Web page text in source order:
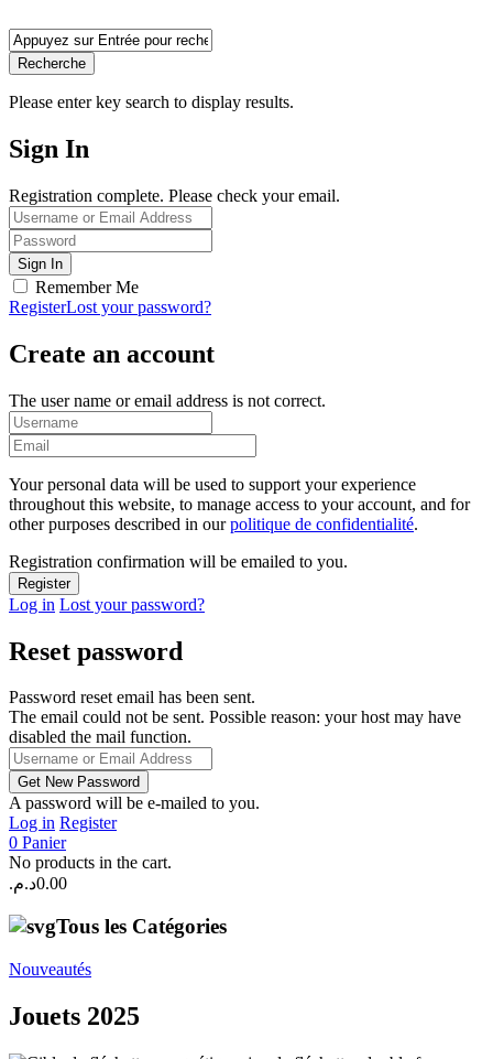
Recherche
Please enter key search to display results.
Sign In
Registration complete. Please check your email.
Remember Me
RegisterLost your password?
Create an account
The user name or email address is not correct.
Your personal data will be used to support your experience
throughout this website, to manage access to your account, and for
other purposes described in ourpolitique de confidentialité.
Registration confirmation will be emailed to you.
Log in Lost your password?
Reset password
Password reset email has been sent.
The email could not be sent. Possible reason: your host may have
disabled the mail function.
A password will be e-mailed to you.
Log in Register
0 Panier
No products in the cart.
0.00د.م.
Tous les Catégories
Nouveautés
Jouets 2025